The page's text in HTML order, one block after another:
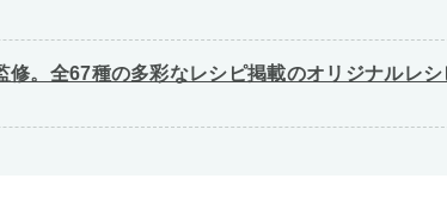
修。全67種の多彩なレシピ掲載のオリジナルレシ